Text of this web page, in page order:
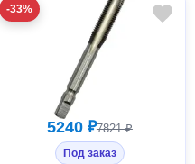
-33%
5240 ₽7821 ₽
Под заказ